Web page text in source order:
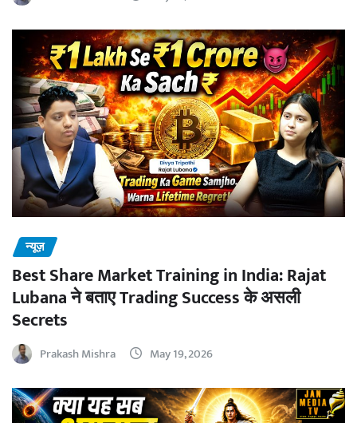
न्यूज़
Best Share Market Training in India: Rajat
Lubana ने बताए Trading Success के असली
Secrets
Prakash Mishra May 19, 2026